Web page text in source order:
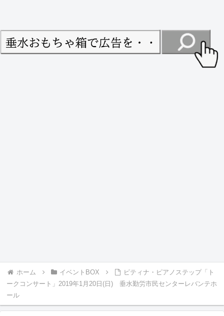
ホーム イベントBOX
ピティナ・ピアノステップ「ト
ークコンサート」2019年1月20日(日) 垂水勤労市民センターレバンテホ
ール